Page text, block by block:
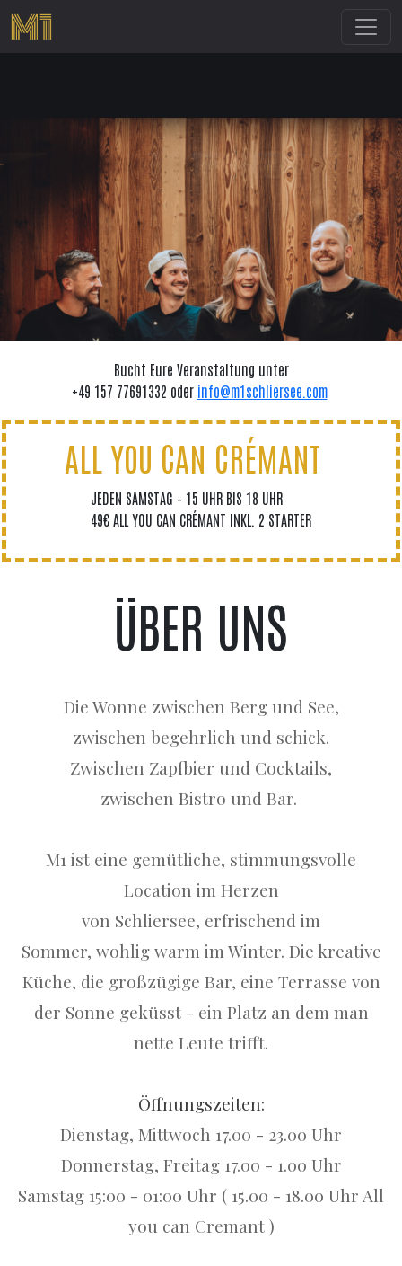
Bucht Eure Veranstaltung unter
+49 157 77691332 oder info@m1schliersee.com
ALL YOU CAN CRÉMANT
JEDEN SAMSTAG – 15 UHR BIS 18 UHR
49€ ALL YOU CAN CRÉMANT INKL. 2 STARTER
ÜBER UNS
Die Wonne zwischen Berg und See,
zwischen begehrlich und schick.
Zwischen Zapfbier und Cocktails,
zwischen Bistro und Bar.
M1 ist eine gemütliche, stimmungsvolle
Location im Herzen
von Schliersee, erfrischend im
Sommer, wohlig warm im Winter. Die kreative
Küche, die großzügige Bar, eine Terrasse von
der Sonne geküsst - ein Platz an dem man
nette Leute trifft.
Öffnungszeiten:
Dienstag, Mittwoch 17.00 - 23.00 Uhr
Donnerstag, Freitag 17.00 - 1.00 Uhr
Samstag 15:00 - 01:00 Uhr ( 15.00 - 18.00 Uhr All
you can Cremant )